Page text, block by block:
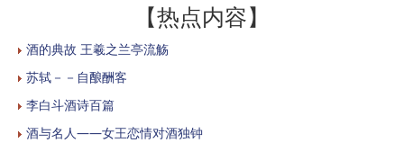
【热点内容】
酒的典故 王羲之兰亭流觞
苏轼－－自酿酬客
李白斗酒诗百篇
酒与名人——女王恋情对酒独钟